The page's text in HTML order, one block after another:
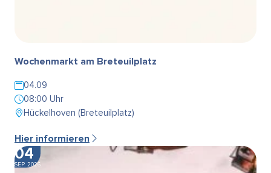
Wochenmarkt am Breteuilplatz
04.09
08:00 Uhr
Hückelhoven (Breteuilplatz)
Hier informieren
04
SEP. 2026